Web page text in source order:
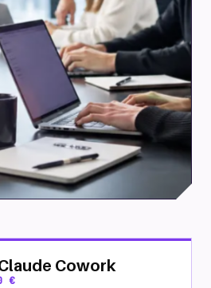
Cowork
€